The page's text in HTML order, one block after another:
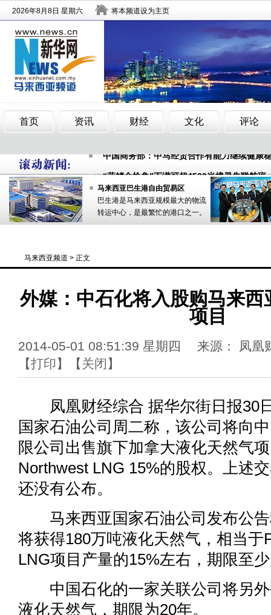
马来西亚侨领提醒年轻华裔勿自我矮化放弃
马来西亚侨领提醒年轻华裔勿自我矮化放弃
中国商务部：中马经贸合作有能力继续健康
“蓝鳍金枪鱼”下潜可超4500米搜寻失联航班
马来西亚巴生港自由贸易区
巴生港是马来西亚规模最大的物流
转运中心，是最繁忙的港口之一。
马来西亚频道 > 正文
外媒：中石化将入股购马来
项目
2014-05-01 08:51:39 星期四 来源： 凤
【打印 】【关闭 】
凤凰财经综合 据华尔街日报30
国家石油公司周二称，该公司将向
限公司出售旗下加拿大液化天然气
Northwest LNG 15%的股权。上述
还没有公布。
马来西亚国家石油公司发布公告
将获得180万吨液化天然气，相当于
LNG项目产量的15%左右，期限至
中国石化的一家关联公司将另外
液化天然气，期限为20年。